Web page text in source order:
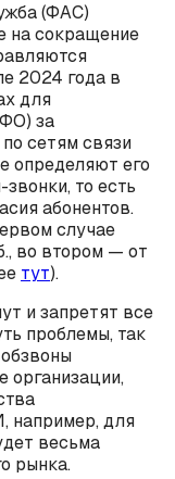
(ФАС)
на сокращение
2024 года в
для
за
сетям связи
определяют его
то есть
абонентов.
случае
во втором — от
тут).
и запретят все
проблемы, так
организации,
например, для
весьма
рынка.